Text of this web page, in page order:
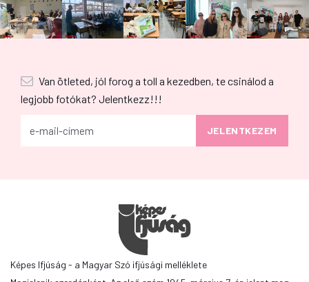
Van ötleted, jól forog a toll a kezedben, te csinálod a
legjobb fotókat? Jelentkezz!!!
Képes Ifjúság - a Magyar Szó ifjúsági melléklete